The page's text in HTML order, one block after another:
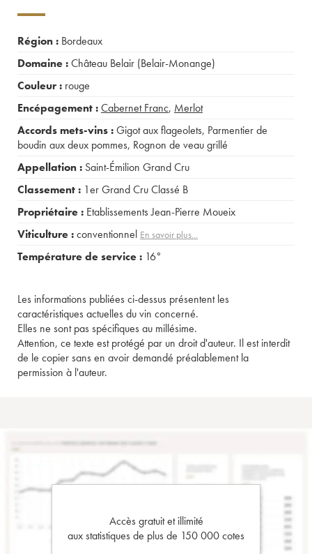
Région : Bordeaux
Domaine :Château Belair (Belair-Monange)
Couleur : rouge
Encépagement :Cabernet Franc, Merlot
Accords mets-vins :Gigot aux flageolets, Parmentier de
boudin aux deux pommes, Rognon de veau grillé
Appellation : Saint-Émilion Grand Cru
Classement : 1er Grand Cru Classé B
Propriétaire : Etablissements Jean-Pierre Moueix
Viticulture :conventionnel En savoir plus...
Température de service : 16°
Les informations publiées ci-dessus présentent les
caractéristiques actuelles du vin concerné.
Elles ne sont pas spécifiques au millésime.
Attention, ce texte est protégé par un droit d'auteur. Il est interdit
de le copier sans en avoir demandé préalablement la
permission à l'auteur.
Accès gratuit et illimité
aux statistiques de plus de 150 000 cotes